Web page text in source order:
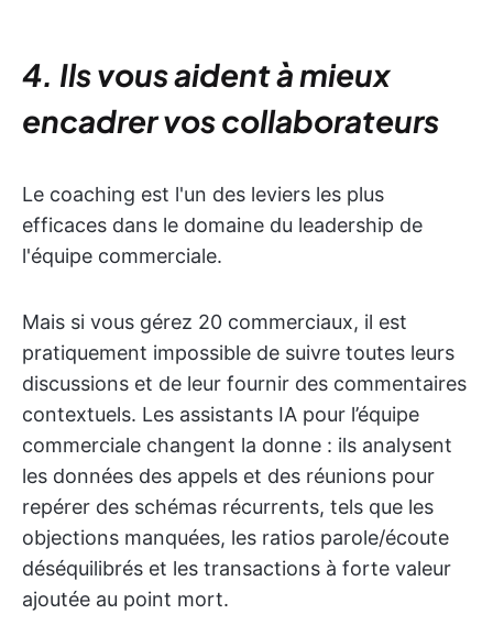
4. Ils vous aident à mieux
encadrer vos collaborateurs
Le coaching est l'un des leviers les plus
efficaces dans le domaine du leadership de
l'équipe commerciale.
Mais si vous gérez 20 commerciaux, il est
pratiquement impossible de suivre toutes leurs
discussions et de leur fournir des commentaires
contextuels. Les assistants IA pour l’équipe
commerciale changent la donne : ils analysent
les données des appels et des réunions pour
repérer des schémas récurrents, tels que les
objections manquées, les ratios parole/écoute
déséquilibrés et les transactions à forte valeur
ajoutée au point mort.